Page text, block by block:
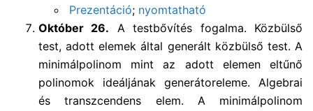
Prezentáció; nyomtatható
Október 26. A testbővítés fogalma. Közbülső
test, adott elemek által generált közbülső test. A
minimálpolinom mint az adott elemen eltűnő
polinomok ideáljának generátoreleme. Algebrai
és transzcendens elem. A minimálpolinom